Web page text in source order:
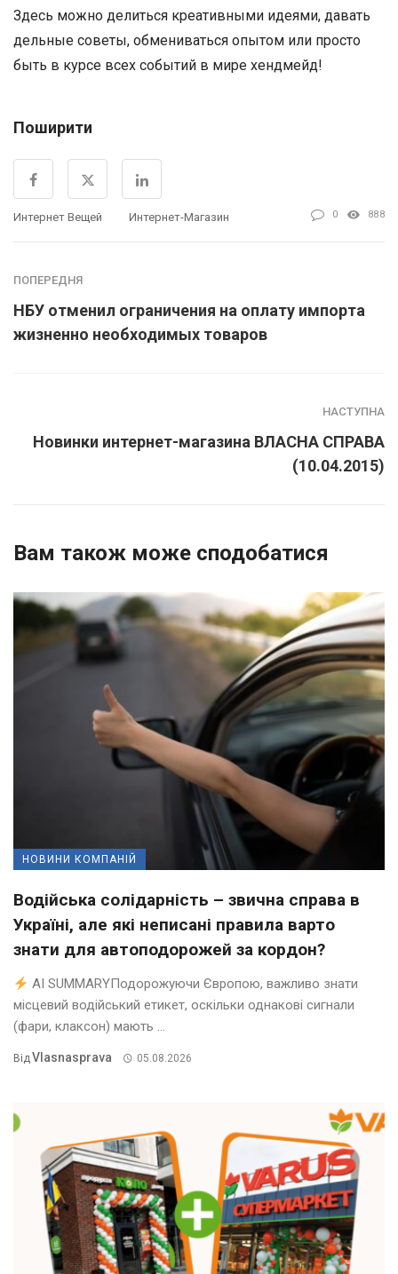
Здесь можно делиться креативными идеями, давать
дельные советы, обмениваться опытом или просто
быть в курсе всех событий в мире хендмейд!
Поширити
Интернет Вещей Интернет-Магазин 0 888
ПОПЕРЕДНЯ
НБУ отменил ограничения на оплату импорта
жизненно необходимых товаров
НАСТУПНА
Новинки интернет-магазина ВЛАСНА СПРАВА
(10.04.2015)
Вам також може сподобатися
НОВИНИ КОМПАНІЙ
Водійська солідарність – звична справа в
Україні, але які неписані правила варто
знати для автоподорожей за кордон?
AI SUMMARYПодорожуючи Європою, важливо знати
місцевий водійський етикет, оскільки однакові сигнали
(фари, клаксон) мають ...
ВідVlasnasprava 05.08.2026